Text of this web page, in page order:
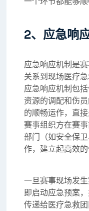
2、应急响
应急响应机制是
关系到现场医疗
应急响应机制包
资源的调配和伤
的顺畅运作，直
赛事组织方在赛
部门（如安全保
作，建立起高效的
一旦赛事现场发
即启动应急预案
传递给医疗急救